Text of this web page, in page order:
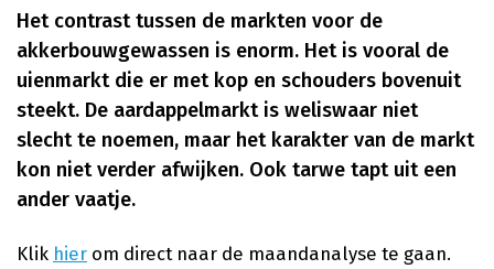
Het contrast tussen de markten voor de
akkerbouwgewassen is enorm. Het is vooral de
uienmarkt die er met kop en schouders bovenuit
steekt. De aardappelmarkt is weliswaar niet
slecht te noemen, maar het karakter van de markt
kon niet verder afwijken. Ook tarwe tapt uit een
ander vaatje.
Klik hier om direct naar de maandanalyse te gaan.